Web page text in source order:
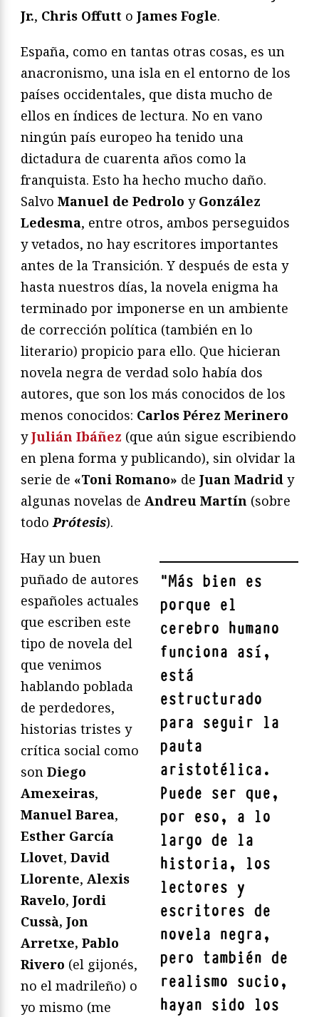
Jr., Chris Offutt o James Fogle.
España, como en tantas otras cosas, es un
anacronismo, una isla en el entorno de los
países occidentales, que dista mucho de
ellos en índices de lectura. No en vano
ningún país europeo ha tenido una
dictadura de cuarenta años como la
franquista. Esto ha hecho mucho daño.
Salvo Manuel de Pedrolo y González
Ledesma, entre otros, ambos perseguidos
y vetados, no hay escritores importantes
antes de la Transición. Y después de esta y
hasta nuestros días, la novela enigma ha
terminado por imponerse en un ambiente
de corrección política (también en lo
literario) propicio para ello. Que hicieran
novela negra de verdad solo había dos
autores, que son los más conocidos de los
menos conocidos: Carlos Pérez Merinero
yJulián Ibáñez (que aún sigue escribiendo
en plena forma y publicando), sin olvidar la
serie de «Toni Romano» de Juan Madrid y
algunas novelas de Andreu Martín (sobre
todoPrótesis).
"Más bien es
porque el
cerebro humano
funciona así,
está
estructurado
para seguir la
pauta
aristotélica.
Puede ser que,
por eso, a lo
largo de la
historia, los
lectores y
escritores de
novela negra,
pero también de
realismo sucio,
hayan sido los
Hay un buen
puñado de autores
españoles actuales
que escriben este
tipo de novela del
que venimos
hablando poblada
de perdedores,
historias tristes y
crítica social como
son Diego
Amexeiras,
Manuel Barea,
Esther García
Llovet, David
Llorente, Alexis
Ravelo, Jordi
Cussà, Jon
Arretxe, Pablo
Rivero (el gijonés,
no el madrileño) o
yo mismo (me